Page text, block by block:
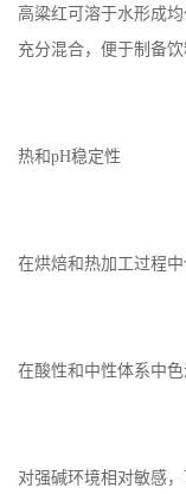
高粱红可溶于水形成
充分混合，便于制备
热和pH稳定性
在烘焙和热加工过程中
在酸性和中性体系中
对强碱环境相对敏感，